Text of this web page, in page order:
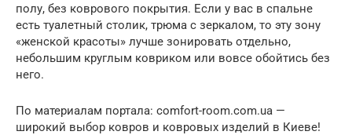
полу, без коврового покрытия. Если у вас в спальне
есть туалетный столик, трюма с зеркалом, то эту зону
«женской красоты» лучше зонировать отдельно,
небольшим круглым ковриком или вовсе обойтись без
него.
По материалам портала: comfort-room.com.ua —
широкий выбор ковров и ковровых изделий в Киеве!